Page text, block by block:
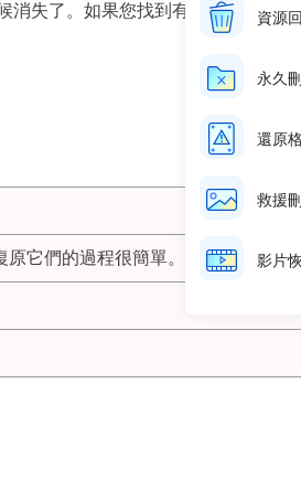
消失了。如果您找到有關復原我的照
- 來自微軟社
它們的過程很簡單。
資源
永久
還原
救援
影片